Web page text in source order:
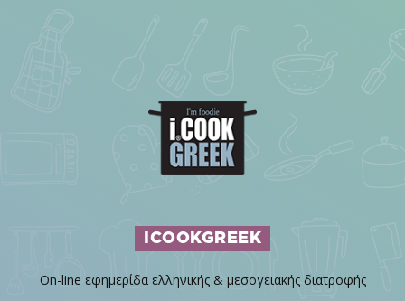
ICOOKGREEK
On-line εφημερίδα ελληνικής & μεσογειακής διατροφής